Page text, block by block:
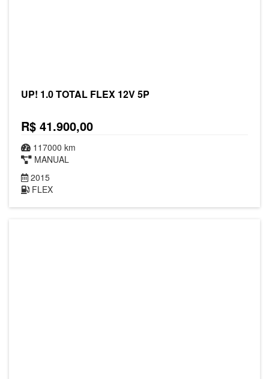
UP! 1.0 TOTAL FLEX 12V 5P
R$ 41.900,00
117000 km
MANUAL
2015
FLEX